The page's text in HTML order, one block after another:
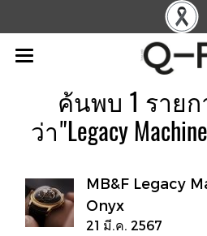
ค้นพบ 1 ราย
ว่า"Legacy
MB&F Legacy
Onyx
21 มี.ค. 2567